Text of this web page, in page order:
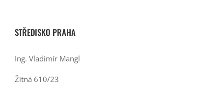
STŘEDISKO PRAHA
Ing. Vladimír Mangl
Žitná 610/23